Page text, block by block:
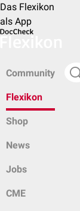
Das Flexikon
als App
Community
Flexikon
Shop
News
Jobs
CME